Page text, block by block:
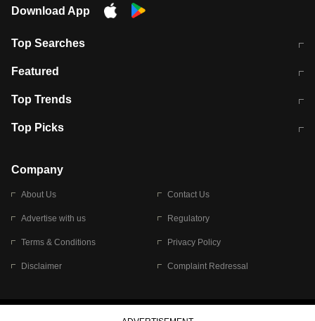
Download App
Top Searches
भरत तिवारी कथित एनकाउंटर मामले में बड़ी
Featured
स्पेन में प्रवासियों का सैलाब! मोरक्को से
Top Trends
RBI का नया नियम: अब बैंकों को अपनी सभी
Top Picks
बारिश की चेतावनी
Company
About Us Contact Us
Advertise with us Regulatory
Terms & Conditions Privacy Policy
Disclaimer Complaint Redressal